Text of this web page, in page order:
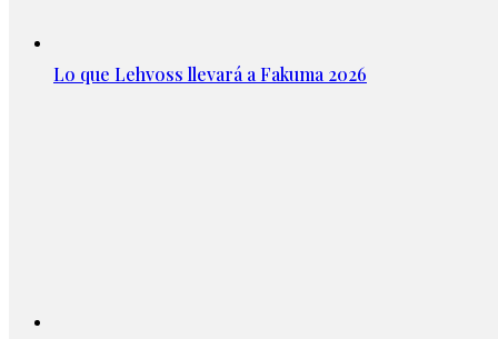
Lo que Lehvoss llevará a Fakuma 2026